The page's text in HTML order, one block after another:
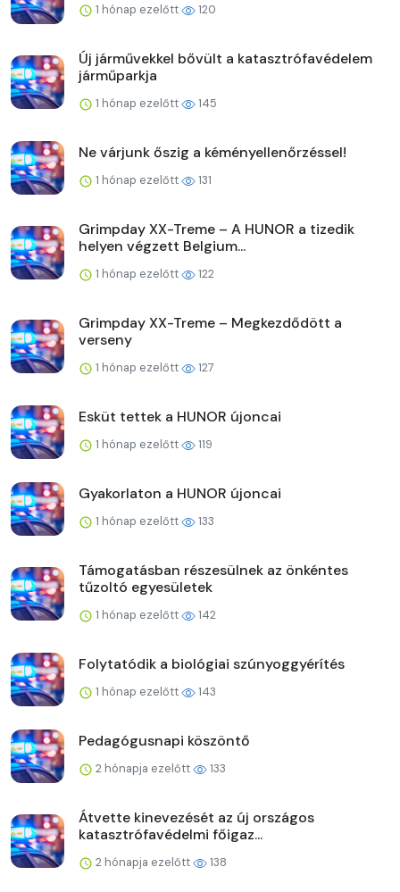
1 hónap ezelőtt 120
Új járművekkel bővült a katasztrófavédelem
járműparkja
1 hónap ezelőtt 145
Ne várjunk őszig a kéményellenőrzéssel!
1 hónap ezelőtt 131
Grimpday XX-Treme – A HUNOR a tizedik
helyen végzett Belgium...
1 hónap ezelőtt 122
Grimpday XX-Treme – Megkezdődött a
verseny
1 hónap ezelőtt 127
Esküt tettek a HUNOR újoncai
1 hónap ezelőtt 119
Gyakorlaton a HUNOR újoncai
1 hónap ezelőtt 133
Támogatásban részesülnek az önkéntes
tűzoltó egyesületek
1 hónap ezelőtt 142
Folytatódik a biológiai szúnyoggyérítés
1 hónap ezelőtt 143
Pedagógusnapi köszöntő
2 hónapja ezelőtt 133
Átvette kinevezését az új országos
katasztrófavédelmi főigaz...
2 hónapja ezelőtt 138